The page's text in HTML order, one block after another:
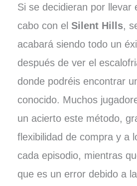
Si se decidieran por llevar
cabo con el Silent Hills,
acabará siendo todo un
después de ver el
donde podréis encontrar
conocido. Muchos
un acierto este método,
flexibilidad de compra y a
cada episodio, mientras
que es un error debido a